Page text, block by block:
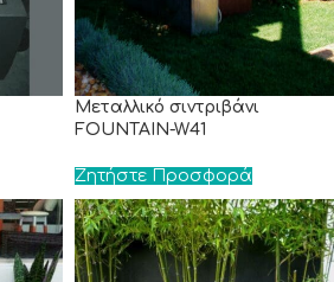
Μεταλλικό σιντριβάνι
FOUNTAIN-W41
Ζητήστε Προσφορά